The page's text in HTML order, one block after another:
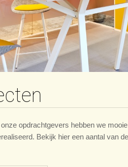
opdrachtgevers hebben we
Bekijk hier een aantal van